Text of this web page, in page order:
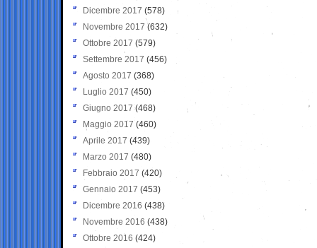
Dicembre 2017 (578)
Novembre 2017 (632)
Ottobre 2017 (579)
Settembre 2017 (456)
Agosto 2017 (368)
Luglio 2017 (450)
Giugno 2017 (468)
Maggio 2017 (460)
Aprile 2017 (439)
Marzo 2017 (480)
Febbraio 2017 (420)
Gennaio 2017 (453)
Dicembre 2016 (438)
Novembre 2016 (438)
Ottobre 2016 (424)